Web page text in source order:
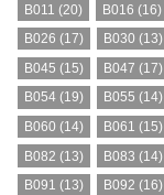
B011 (20) B016 (16)
B026 (17) B030 (13)
B045 (15) B047 (17)
B054 (19) B055 (14)
B060 (14) B061 (15)
B082 (13) B083 (14)
B091 (13) B092 (16)